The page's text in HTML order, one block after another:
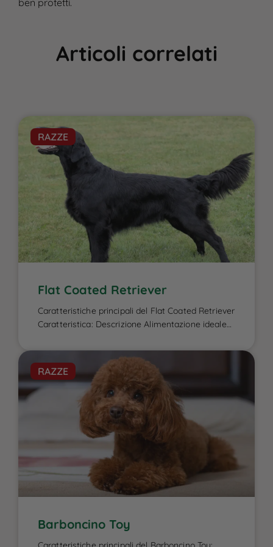
ben protetti.
Articoli correlati
RAZZE
Flat Coated Retriever
Caratteristiche principali del Flat Coated Retriever
Caratteristica: Descrizione Alimentazione ideale
Flat Coated Retriever è un elemento cruciale per
garantire la sua energia elevata, il benessere
fisico e la salute del mantello, caratteristiche che
lo contraddistinguono. Essendo un cane attivo e
di taglia media-grande, ha bisogno di una dieta
RAZZE
Barboncino Toy